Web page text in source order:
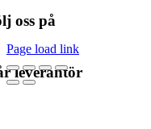
oss på
leverantör
Page load link